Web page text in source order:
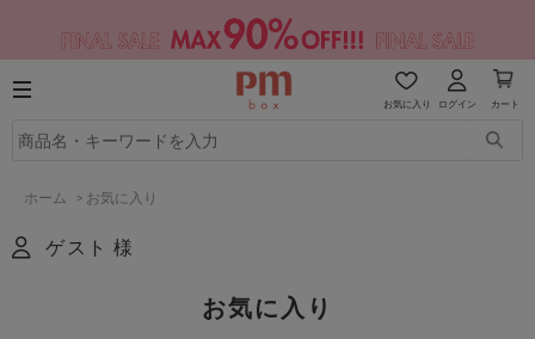
お気に入り ログイン カート
ホーム > お気に入り
ゲスト 様
お気に入り